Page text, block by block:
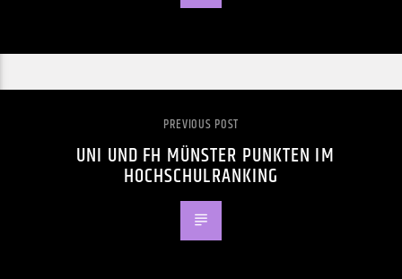
PREVIOUS POST
UNI UND FH MÜNSTER PUNKTEN IM
HOCHSCHULRANKING